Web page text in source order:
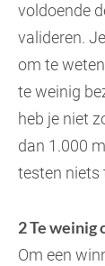
voldoende
valideren.
om te
te weinig
heb je niet
dan 1.000
testen niets
2 Te weinig
Om een